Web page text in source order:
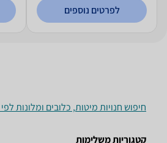
לפרטים נוספים
חיפוש חנויות מיטות, כלובים ומלונות
קטגוריות משלימות